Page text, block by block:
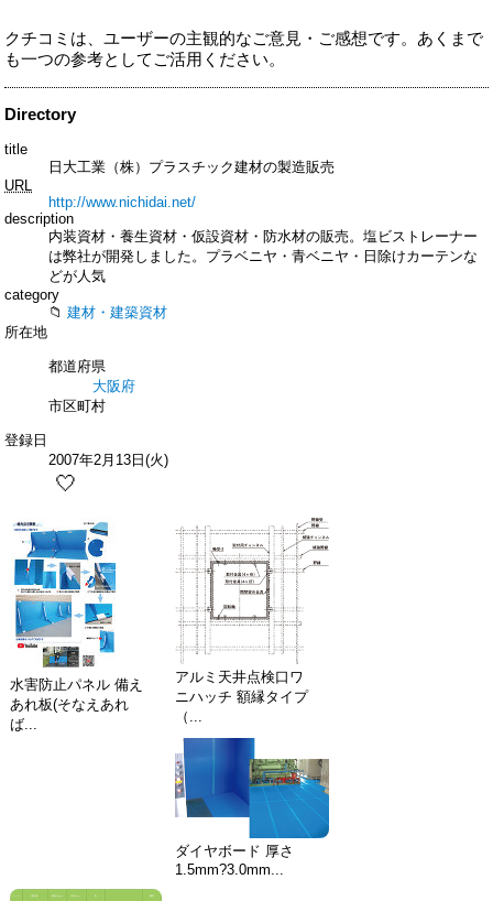
クチコミは、ユーザーの主観的なご意見・ご感想です。あくまで
も一つの参考としてご活用ください。
Directory
title
日大工業（株）プラスチック建材の製造販売
URL
http://www.nichidai.net/
description
内装資材・養生資材・仮設資材・防水材の販売。塩ビストレーナー
は弊社が開発しました。プラベニヤ・青ベニヤ・日除けカーテンな
どが人気
category
建材・建築資材
所在地
都道府県
大阪府
市区町村
登録日
2007年2月13日(火)
🤍
水害防止パネル 備え
あれ板(そなえあれ
ば...
アルミ天井点検口ワ
ニハッチ 額縁タイプ
（...
ダイヤボード 厚さ
1.5mm?3.0mm...